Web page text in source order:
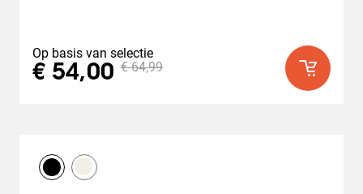
Op basis van selectie
€ 54,00 € 64,99